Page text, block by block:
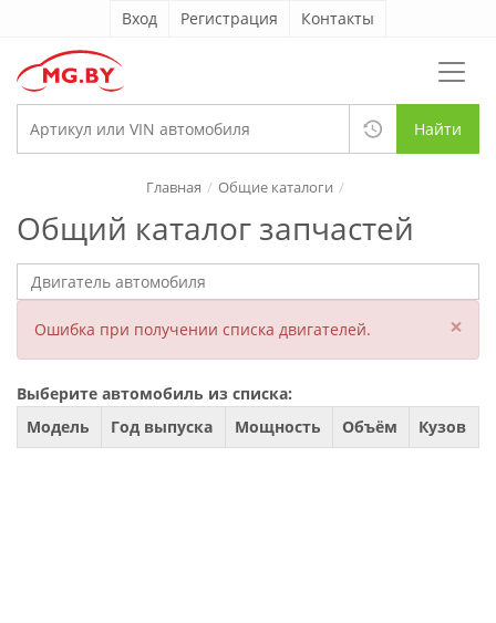
Вход Регистрация Контакты
Найти
Общий каталог запчастей
Главная Общие каталоги
Ошибка при получении списка двигателей. ×
Выберите автомобиль из списка:
Модель
Год выпуска Мощность Объём Кузов